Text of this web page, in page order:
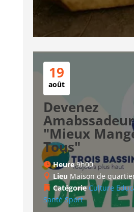
19
août
Devenez
"Mieux
Tous"
Heure9h00
Lieu Maison de
CatégorieCulture
Santé Sport